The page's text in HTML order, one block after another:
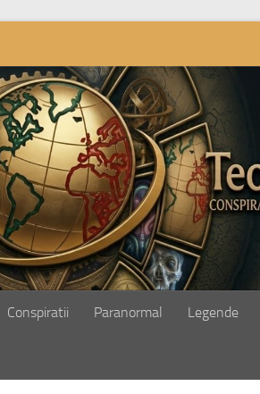
Conspiratii Paranormal Legende